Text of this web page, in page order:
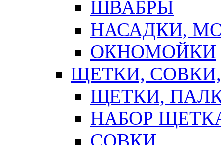
ШВАБРЫ
НАСАДКИ,
ОКНОМОЙКИ
ЩЕТКИ,
ЩЕТКИ,
НАБОР
СОВКИ